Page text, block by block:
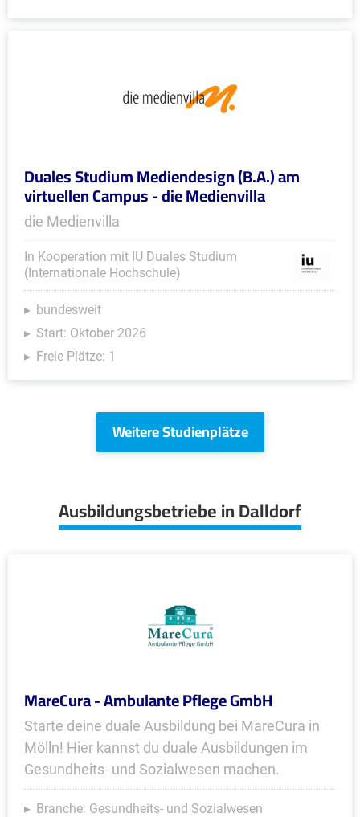
Duales Studium Mediendesign (B.A.) am
virtuellen Campus - die Medienvilla
die Medienvilla
In Kooperation mit IU Duales Studium
(Internationale Hochschule)
bundesweit
Start: Oktober 2026
Freie Plätze: 1
Weitere Studienplätze
Ausbildungsbetriebe in Dalldorf
MareCura - Ambulante Pflege GmbH
Starte deine duale Ausbildung bei MareCura in
Mölln! Hier kannst du duale Ausbildungen im
Gesundheits- und Sozialwesen machen.
Branche: Gesundheits- und Sozialwesen